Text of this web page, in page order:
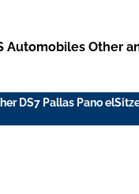
Automobiles Other
DS7 Pallas Pano